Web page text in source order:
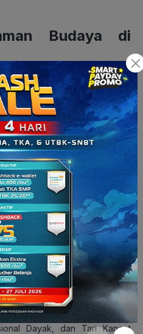
Budaya di
budaya di Indonesia adalah
: terkenal dengan Wayang
seperti Sekaten dan Grebeg.
: dikenal dengan alat musik
bahasa Sunda yang lembut.
: memiliki seni tari yang indah
Pendet, upacara keagamaan
Ngaben, dan arsitektur Pura
: ditandai dengan marga Batak
serta Kain Ulos sebagai kain
: dikenal dengan Ondel-
Betawi.
: banyak mencerminkan nilai-
dan pakaian adat yang
: terkenal dengan Rumah
Dayak, dan Tari Kancet